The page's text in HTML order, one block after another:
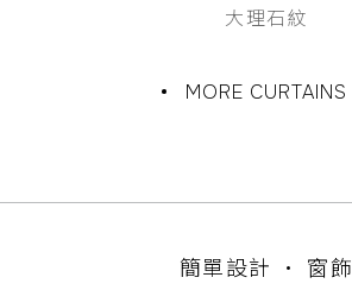
大理石紋
MORE CURTAINS
簡單設計 • 窗飾